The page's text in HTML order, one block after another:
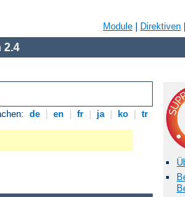
Module Direktiven
2.4
de en fr ja ko tr